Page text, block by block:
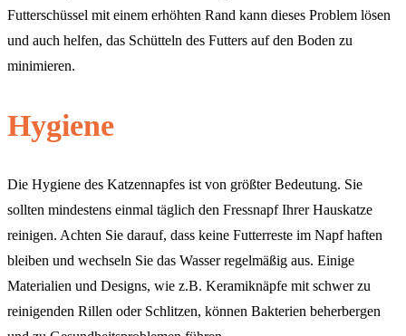
Futterschüssel mit einem erhöhten Rand kann dieses Problem lösen
und auch helfen, das Schütteln des Futters auf den Boden zu
minimieren.
Hygiene
Die Hygiene des Katzennapfes ist von größter Bedeutung. Sie
sollten mindestens einmal täglich den Fressnapf Ihrer Hauskatze
reinigen. Achten Sie darauf, dass keine Futterreste im Napf haften
bleiben und wechseln Sie das Wasser regelmäßig aus. Einige
Materialien und Designs, wie z.B. Keramiknäpfe mit schwer zu
reinigenden Rillen oder Schlitzen, können Bakterien beherbergen